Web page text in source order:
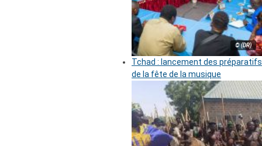
© (DR)
Tchad : lancement des préparatifs
de la fête de la musique